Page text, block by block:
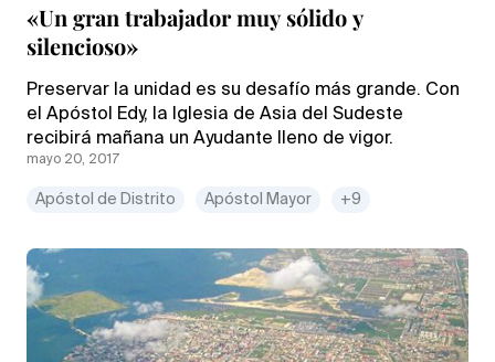
«Un gran trabajador muy sólido y
silencioso»
Preservar la unidad es su desafío más grande. Con
el Apóstol Edy, la Iglesia de Asia del Sudeste
recibirá mañana un Ayudante lleno de vigor.
mayo 20, 2017
Apóstol de Distrito Apóstol Mayor +9